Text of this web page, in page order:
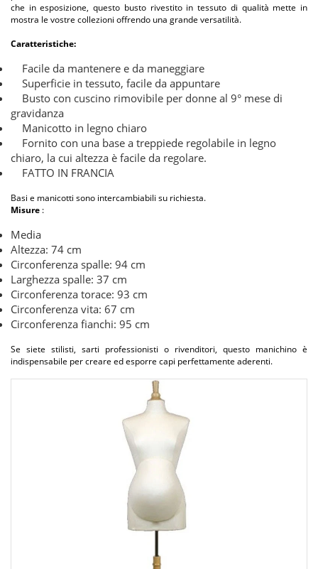
che in esposizione, questo busto rivestito in tessuto di qualità mette in
mostra le vostre collezioni offrendo una grande versatilità.
Caratteristiche:
Facile da mantenere e da maneggiare
Superficie in tessuto, facile da appuntare
Busto con cuscino rimovibile per donne al 9° mese di
gravidanza
Manicotto in legno chiaro
Fornito con una base a treppiede regolabile in legno
chiaro, la cui altezza è facile da regolare.
FATTO IN FRANCIA
Basi e manicotti sono intercambiabili su richiesta.
Misure :
Media
Altezza: 74 cm
Circonferenza spalle: 94 cm
Larghezza spalle: 37 cm
Circonferenza torace: 93 cm
Circonferenza vita: 67 cm
Circonferenza fianchi: 95 cm
Se siete stilisti, sarti professionisti o rivenditori, questo manichino è
indispensabile per creare ed esporre capi perfettamente aderenti.